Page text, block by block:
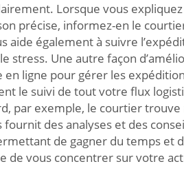
Lorsque vous expliquez
précise, informez-en le
également à suivre
Une autre façon
ligne pour gérer les
le suivi de tout votre flux
par exemple, le courtier
des analyses et des
de gagner du temps et
de vous concentrer sur votre